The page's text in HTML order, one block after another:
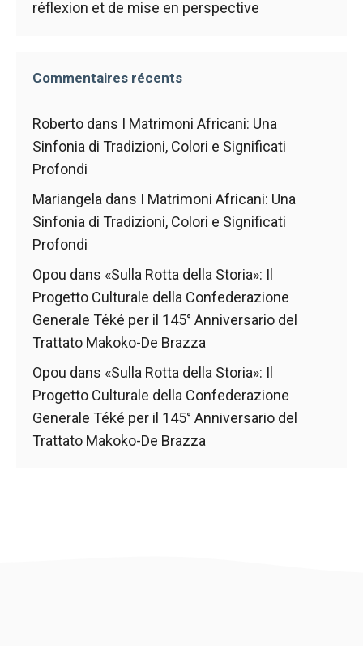
réflexion et de mise en perspective
Commentaires récents
Roberto dans I Matrimoni Africani: Una
Sinfonia di Tradizioni, Colori e Significati
Profondi
Mariangela dans I Matrimoni Africani: Una
Sinfonia di Tradizioni, Colori e Significati
Profondi
Opou dans «Sulla Rotta della Storia»: Il
Progetto Culturale della Confederazione
Generale Téké per il 145° Anniversario del
Trattato Makoko-De Brazza
Opou dans «Sulla Rotta della Storia»: Il
Progetto Culturale della Confederazione
Generale Téké per il 145° Anniversario del
Trattato Makoko-De Brazza